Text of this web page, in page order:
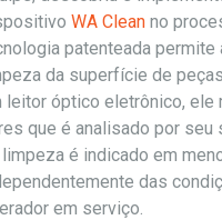
WA Clean no
patenteada permite
da superfície de
leitor óptico eletrônico, ele
que é analisado por
é indicado em
das
em serviço.